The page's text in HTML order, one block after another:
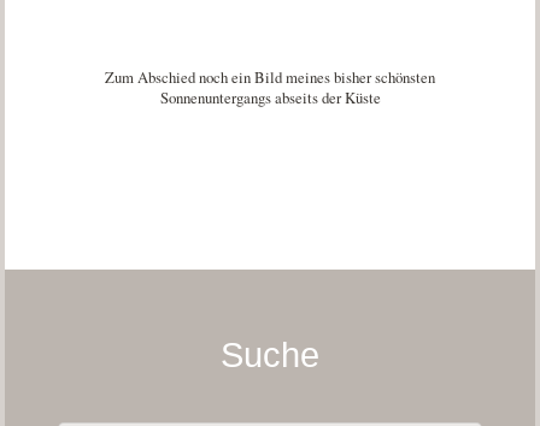
Zum Abschied noch ein Bild meines bisher schönsten
Sonnenuntergangs abseits der Küste
Suche